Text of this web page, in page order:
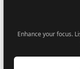
Enhance your focus.